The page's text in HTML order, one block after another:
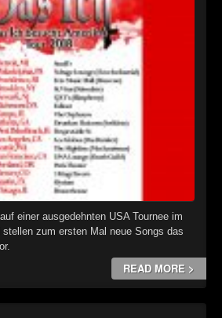
einer ausgedehnten USA Tournee im
zum ersten Mal neue Songs das
READ MORE >